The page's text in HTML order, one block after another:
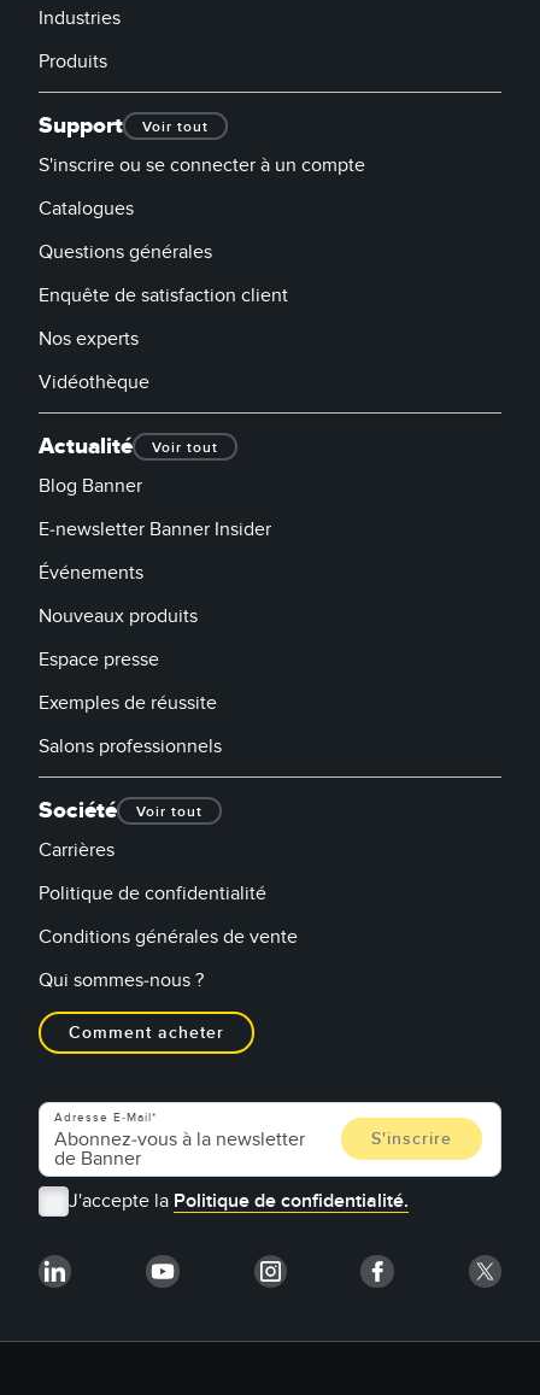
Industries
Produits
Support Voir tout
S'inscrire ou se connecter à un compte
Catalogues
Questions générales
Enquête de satisfaction client
Nos experts
Vidéothèque
Actualité Voir tout
Blog Banner
E-newsletter Banner Insider
Événements
Nouveaux produits
Espace presse
Exemples de réussite
Salons professionnels
Société Voir tout
Carrières
Politique de confidentialité
Conditions générales de vente
Qui sommes-nous ?
Comment acheter
Adresse E-Mail
J'accepte la Politique de confidentialité.